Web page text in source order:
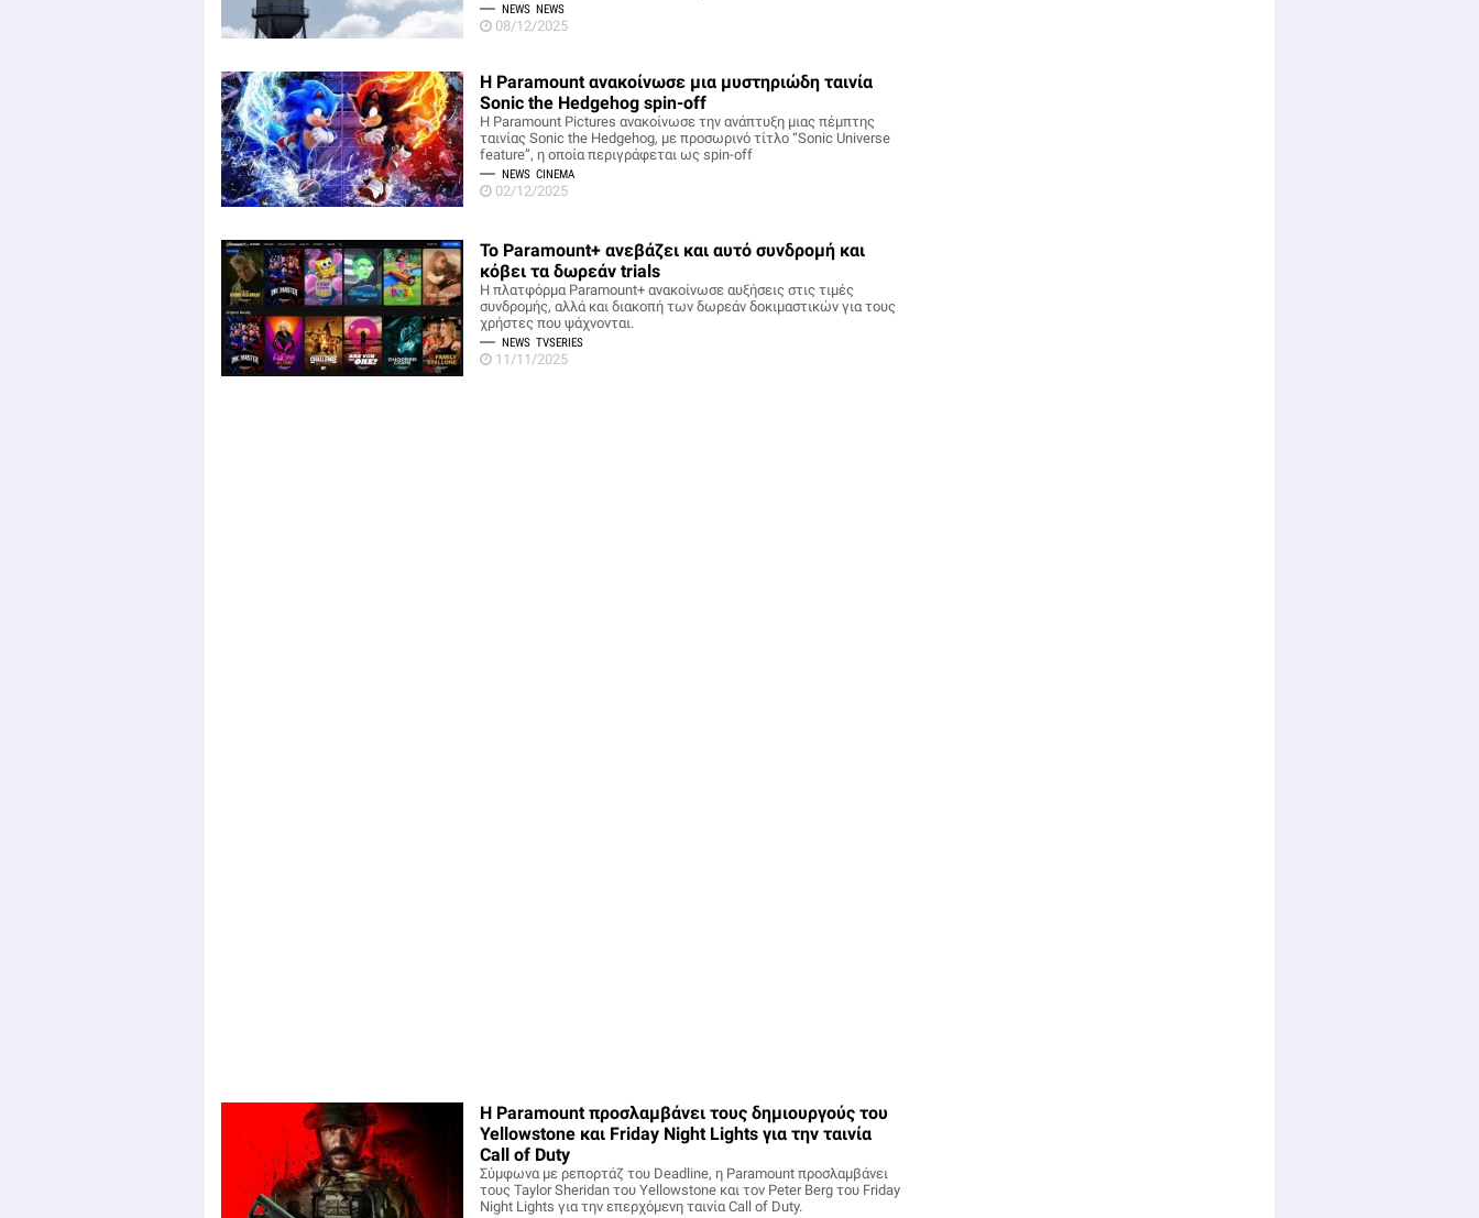
NEWS NEWS
08/12/2025
Η Paramount ανακοίνωσε μια μυστηριώδη ταινία
Sonic the Hedgehog spin-off
Η Paramount Pictures ανακοίνωσε την ανάπτυξη μιας πέμπτης
ταινίας Sonic the Hedgehog, με προσωρινό τίτλο “Sonic Universe
feature”, η οποία περιγράφεται ως spin-off
NEWS CINEMA
02/12/2025
Το Paramount+ ανεβάζει και αυτό συνδρομή και
κόβει τα δωρεάν trials
Η πλατφόρμα Paramount+ ανακοίνωσε αυξήσεις στις τιμές
συνδρομής, αλλά και διακοπή των δωρεάν δοκιμαστικών για τους
χρήστες που ψάχνονται.
NEWS TVSERIES
11/11/2025
H Paramount προσλαμβάνει τους δημιουργούς του
Yellowstone και Friday Night Lights για την ταινία
Call of Duty
Σύμφωνα με ρεπορτάζ του Deadline, η Paramount προσλαμβάνει
τους Taylor Sheridan του Yellowstone και τον Peter Berg του Friday
Night Lights για την επερχόμενη ταινία Call of Duty.